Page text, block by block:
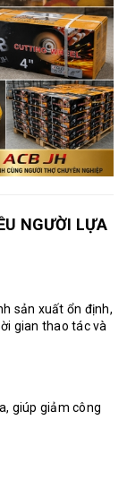
NGƯỜI LỰA
sản xuất ổn định,
gian thao tác và
giúp giảm công